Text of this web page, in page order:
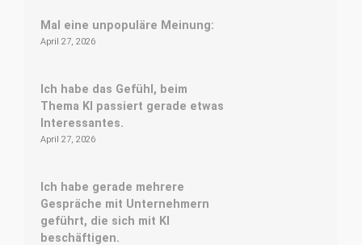
Mal eine unpopuläre Meinung:
April 27, 2026
Ich habe das Gefühl, beim
Thema KI passiert gerade etwas
Interessantes.
April 27, 2026
Ich habe gerade mehrere
Gespräche mit Unternehmern
geführt, die sich mit KI
beschäftigen.